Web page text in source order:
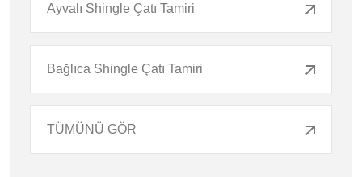
Ayvalı Shingle Çatı Tamiri
Bağlıca Shingle Çatı Tamiri
TÜMÜNÜ GÖR